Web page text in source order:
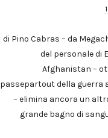
di Pino Cabras – da
del personale di
Afghanistan –
passepartout della guerra
– elimina ancora un
grande bagno di